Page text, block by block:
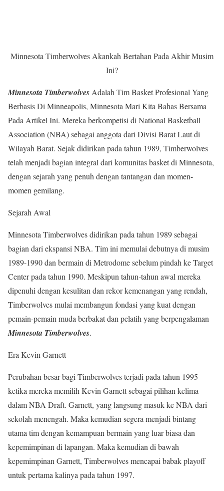
Minnesota Timberwolves Akankah Bertahan Pada Akhir Musim
Ini?
Minnesota Timberwolves Adalah Tim Basket Profesional Yang
Berbasis Di Minneapolis, Minnesota Mari Kita Bahas Bersama
Pada Artikel Ini. Mereka berkompetisi di National Basketball
Association (NBA) sebagai anggota dari Divisi Barat Laut di
Wilayah Barat. Sejak didirikan pada tahun 1989, Timberwolves
telah menjadi bagian integral dari komunitas basket di Minnesota,
dengan sejarah yang penuh dengan tantangan dan momen-
momen gemilang.
Sejarah Awal
Minnesota Timberwolves didirikan pada tahun 1989 sebagai
bagian dari ekspansi NBA. Tim ini memulai debutnya di musim
1989-1990 dan bermain di Metrodome sebelum pindah ke Target
Center pada tahun 1990. Meskipun tahun-tahun awal mereka
dipenuhi dengan kesulitan dan rekor kemenangan yang rendah,
Timberwolves mulai membangun fondasi yang kuat dengan
pemain-pemain muda berbakat dan pelatih yang berpengalaman
Minnesota Timberwolves.
Era Kevin Garnett
Perubahan besar bagi Timberwolves terjadi pada tahun 1995
ketika mereka memilih Kevin Garnett sebagai pilihan kelima
dalam NBA Draft. Garnett, yang langsung masuk ke NBA dari
sekolah menengah. Maka kemudian segera menjadi bintang
utama tim dengan kemampuan bermain yang luar biasa dan
kepemimpinan di lapangan. Maka kemudian di bawah
kepemimpinan Garnett, Timberwolves mencapai babak playoff
untuk pertama kalinya pada tahun 1997.